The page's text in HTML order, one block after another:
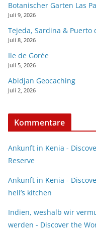
Botanischer Garten Las
Juli 9, 2026
Tejeda, Sardina & Puerto
Juli 8, 2026
Ile de Gorée
Juli 5, 2026
Abidjan Geocaching
Juli 2, 2026
Kommentare
Ankunft in Kenia -
Reserve
Ankunft in Kenia -
hell’s kitchen
Indien, weshalb wir
werden - Discover the